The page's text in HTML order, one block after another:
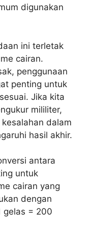
digunakan
ini terletak
cairan.
penggunaan
penting untuk
Jika kita
mililiter,
dalam
hasil akhir.
antara
untuk
cairan yang
dengan
gelas = 200